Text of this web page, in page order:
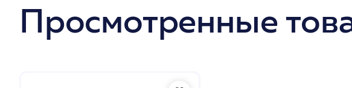
Просмотренные